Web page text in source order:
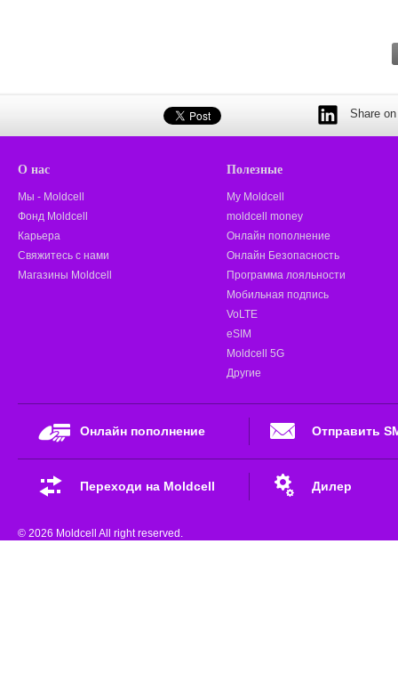
Share
О нас
Мы - Moldcell
Фонд Moldcell
Карьера
Свяжитесь с нами
Магазины Moldcell
Полезные
My Moldcell
moldcell money
Онлайн пополнение
Онлайн Безопасность
Программа лояльности
Мобильная подпись
VoLTE
eSIM
Moldcell 5G
Другие
Онлайн пополнение Отправить
Переходи на Moldcell Дилер
© 2026 Moldcell All right reserved.